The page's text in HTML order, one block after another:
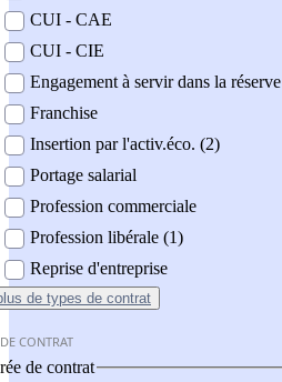
CUI - CAE
CUI - CIE
Engagement à servir dans la réserve
Franchise
Insertion par l'activ.éco. (2)
Portage salarial
Profession commerciale
Profession libérale (1)
Reprise d'entreprise
de types de contrat
CONTRAT
de contrat